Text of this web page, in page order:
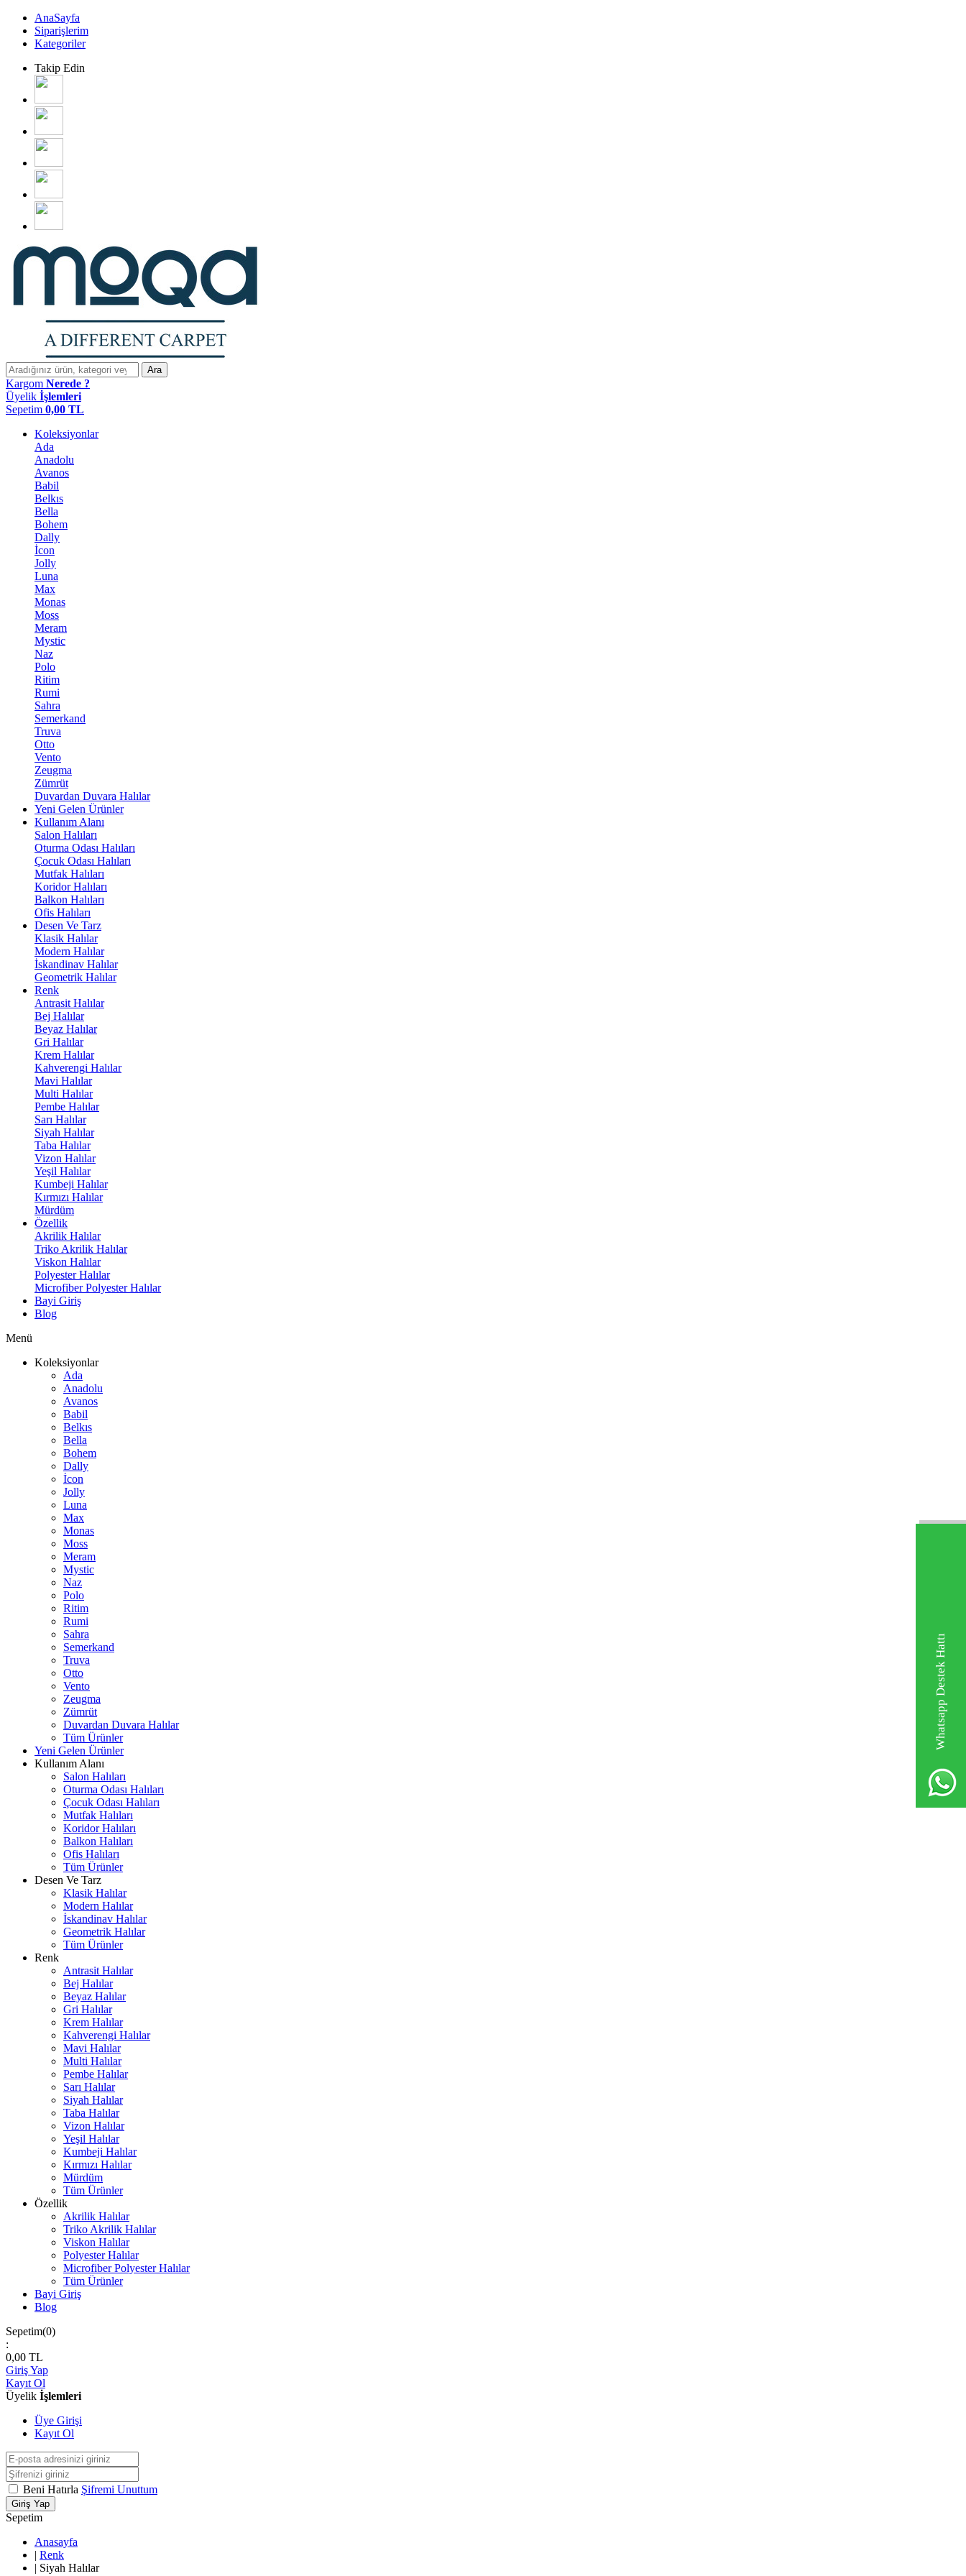
Whatsapp Destek Hattı
AnaSayfa
Siparişlerim
Kategoriler
Takip Edin
Ara
Kargom Nerede ?
Üyelik İşlemleri
Sepetim 0,00 TL
Koleksiyonlar
Ada
Anadolu
Avanos
Babil
Belkıs
Bella
Bohem
Dally
İcon
Jolly
Luna
Max
Monas
Moss
Meram
Mystic
Naz
Polo
Ritim
Rumi
Sahra
Semerkand
Truva
Otto
Vento
Zeugma
Zümrüt
Duvardan Duvara Halılar
Yeni Gelen Ürünler
Kullanım Alanı
Salon Halıları
Oturma Odası Halıları
Çocuk Odası Halıları
Mutfak Halıları
Koridor Halıları
Balkon Halıları
Ofis Halıları
Desen Ve Tarz
Klasik Halılar
Modern Halılar
İskandinav Halılar
Geometrik Halılar
Renk
Antrasit Halılar
Bej Halılar
Beyaz Halılar
Gri Halılar
Krem Halılar
Kahverengi Halılar
Mavi Halılar
Multi Halılar
Pembe Halılar
Sarı Halılar
Siyah Halılar
Taba Halılar
Vizon Halılar
Yeşil Halılar
Kumbeji Halılar
Kırmızı Halılar
Mürdüm
Özellik
Akrilik Halılar
Triko Akrilik Halılar
Viskon Halılar
Polyester Halılar
Microfiber Polyester Halılar
Bayi Giriş
Blog
Menü
Koleksiyonlar
Ada
Anadolu
Avanos
Babil
Belkıs
Bella
Bohem
Dally
İcon
Jolly
Luna
Max
Monas
Moss
Meram
Mystic
Naz
Polo
Ritim
Rumi
Sahra
Semerkand
Truva
Otto
Vento
Zeugma
Zümrüt
Duvardan Duvara Halılar
Tüm Ürünler
Yeni Gelen Ürünler
Kullanım Alanı
Salon Halıları
Oturma Odası Halıları
Çocuk Odası Halıları
Mutfak Halıları
Koridor Halıları
Balkon Halıları
Ofis Halıları
Tüm Ürünler
Desen Ve Tarz
Klasik Halılar
Modern Halılar
İskandinav Halılar
Geometrik Halılar
Tüm Ürünler
Renk
Antrasit Halılar
Bej Halılar
Beyaz Halılar
Gri Halılar
Krem Halılar
Kahverengi Halılar
Mavi Halılar
Multi Halılar
Pembe Halılar
Sarı Halılar
Siyah Halılar
Taba Halılar
Vizon Halılar
Yeşil Halılar
Kumbeji Halılar
Kırmızı Halılar
Mürdüm
Tüm Ürünler
Özellik
Akrilik Halılar
Triko Akrilik Halılar
Viskon Halılar
Polyester Halılar
Microfiber Polyester Halılar
Tüm Ürünler
Bayi Giriş
Blog
Sepetim(0)
:
0,00 TL
Giriş Yap
Kayıt Ol
Üyelik İşlemleri
Üye Girişi
Kayıt Ol
Beni Hatırla Şifremi Unuttum
Giriş Yap
Sepetim
Anasayfa
| Renk
| Siyah Halılar